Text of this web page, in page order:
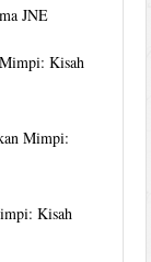
JNE
Kisah
Mimpi:
Kisah